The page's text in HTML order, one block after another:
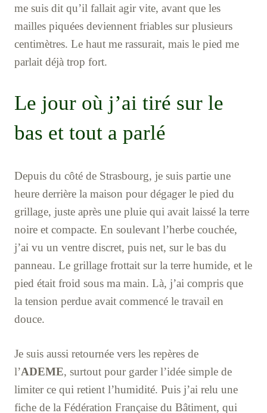
me suis dit qu’il fallait agir vite, avant que les
mailles piquées deviennent friables sur plusieurs
centimètres. Le haut me rassurait, mais le pied me
parlait déjà trop fort.
Le jour où j’ai tiré sur le
bas et tout a parlé
Depuis du côté de Strasbourg, je suis partie une
heure derrière la maison pour dégager le pied du
grillage, juste après une pluie qui avait laissé la terre
noire et compacte. En soulevant l’herbe couchée,
j’ai vu un ventre discret, puis net, sur le bas du
panneau. Le grillage frottait sur la terre humide, et le
pied était froid sous ma main. Là, j’ai compris que
la tension perdue avait commencé le travail en
douce.
Je suis aussi retournée vers les repères de
l’ADEME, surtout pour garder l’idée simple de
limiter ce qui retient l’humidité. Puis j’ai relu une
fiche de la Fédération Française du Bâtiment, qui